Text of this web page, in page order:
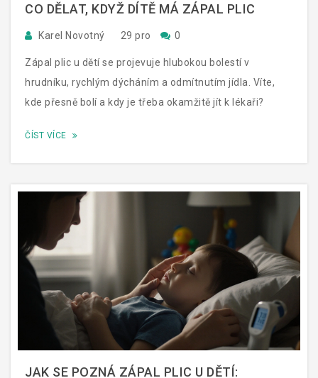
CO DĚLAT, KDYŽ DÍTĚ MÁ ZÁPAL PLIC
Karel Novotný 29 pro 0
Zápal plic u dětí se projevuje hlubokou bolestí v
hrudníku, rychlým dýcháním a odmítnutím jídla. Víte,
kde přesně bolí a kdy je třeba okamžitě jít k lékaři?
ČÍST VÍCE
JAK SE POZNÁ ZÁPAL PLIC U DĚTÍ: